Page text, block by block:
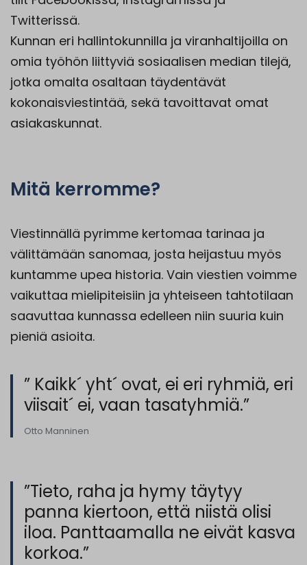
Twitterissä.
Kunnan eri hallintokunnilla ja viranhaltijoilla on
omia työhön liittyviä sosiaalisen median tilejä,
jotka omalta osaltaan täydentävät
kokonaisviestintää, sekä tavoittavat omat
asiakaskunnat.
Mitä kerromme?
Viestinnällä pyrimme kertomaa tarinaa ja
välittämään sanomaa, josta heijastuu myös
kuntamme upea historia. Vain viestien voimme
vaikuttaa mielipiteisiin ja yhteiseen tahtotilaan
saavuttaa kunnassa edelleen niin suuria kuin
pieniä asioita.
” Kaikk´ yht´ ovat, ei eri ryhmiä, eri
viisait´ ei, vaan tasatyhmiä.”
Otto Manninen
”Tieto, raha ja hymy täytyy
panna kiertoon, että niistä olisi
iloa. Panttaamalla ne eivät kasva
korkoa.”